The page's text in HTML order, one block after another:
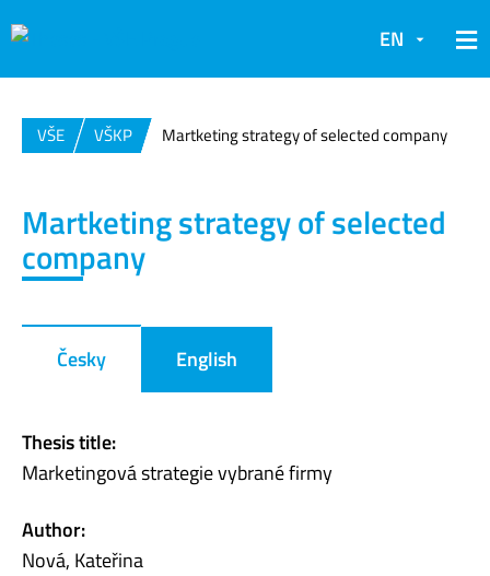
EN
VŠE VŠKP Martketing strategy of selected company
Martketing strategy of selected
company
Česky English
Thesis title:
Marketingová strategie vybrané firmy
Author:
Nová, Kateřina